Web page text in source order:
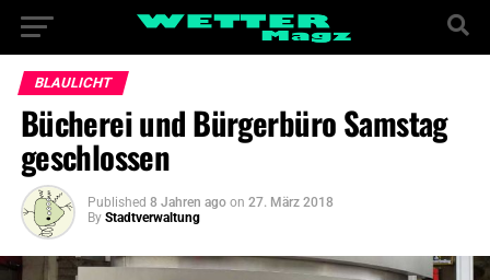
BLAULICHT
Bücherei und Bürgerbüro Samstag
geschlossen
Published 8 Jahren ago on 27. März 2018
By Stadtverwaltung